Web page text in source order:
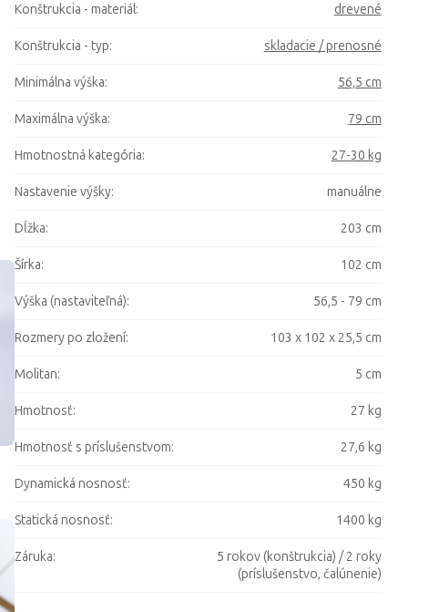
Konštrukcia - materiál: drevené
Konštrukcia - typ: skladacie / prenosné
Minimálna výška: 56,5 cm
Maximálna výška: 79 cm
Hmotnostná kategória: 27-30 kg
Nastavenie výšky: manuálne
Dĺžka: 203 cm
Šírka: 102 cm
Výška (nastaviteľná): 56,5 - 79 cm
Rozmery po zložení: 103 x 102 x 25,5 cm
Molitan: 5 cm
Hmotnosť: 27 kg
Hmotnosť s príslušenstvom: 27,6 kg
Dynamická nosnosť: 450 kg
Statická nosnosť: 1400 kg
Záruka:
5 rokov (konštrukcia) / 2 roky
(príslušenstvo, čalúnenie)